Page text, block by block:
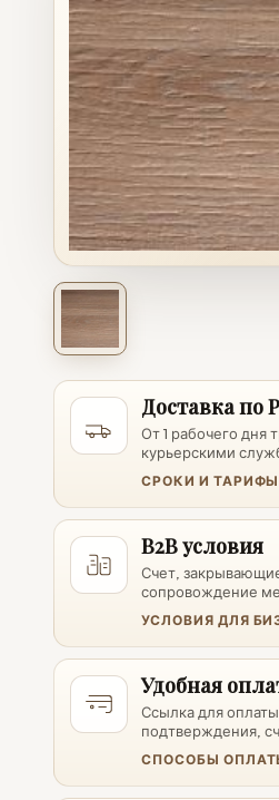
Доставка по
От 1 рабочего дня
курьерскими
СРОКИ И
B2B условия
Счет,
сопровождение
УСЛОВИЯ ДЛЯ
Удобная
Ссылка для
подтверждения,
СПОСОБЫ